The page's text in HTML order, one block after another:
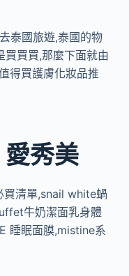
泰國旅遊,泰國的物
買買買,那麼下面就由
得買護膚化妝品推
秀美
買清單,snail white蝸
牛奶潔面乳身體
睡眠面膜,mistine系